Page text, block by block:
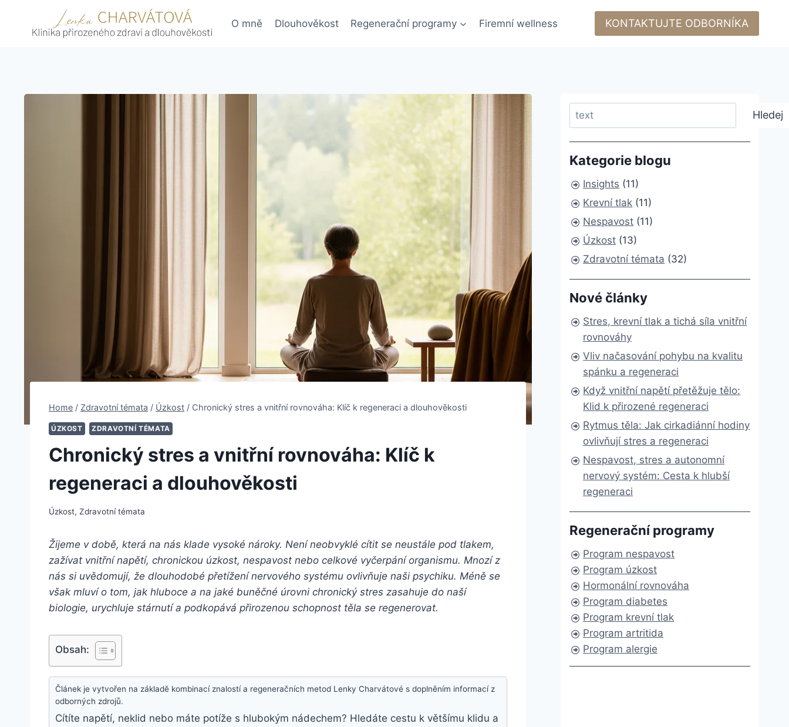
content
O mně Dlouhověkost Regenerační programy Firemní wellness KONTAKTUJTE ODBORNÍKA
Home / Zdravotní témata / Úzkost / Chronický stres a vnitřní rovnováha: Klíč k regeneraci a dlouhověkosti
ÚZKOST ZDRAVOTNÍ TÉMATA
Chronický stres a vnitřní rovnováha: Klíč k
regeneraci a dlouhověkosti
Úzkost, Zdravotní témata
Žijeme v době, která na nás klade vysoké nároky. Není neobvyklé cítit se neustále pod tlakem,
zažívat vnitřní napětí, chronickou úzkost, nespavost nebo celkové vyčerpání organismu. Mnozí z
nás si uvědomují, že dlouhodobé přetížení nervového systému ovlivňuje naši psychiku. Méně se
však mluví o tom, jak hluboce a na jaké buněčné úrovni chronický stres zasahuje do naší
biologie, urychluje stárnutí a podkopává přirozenou schopnost těla se regenerovat.
Obsah:
Článek je vytvořen na základě kombinací znalostí a regeneračních metod Lenky Charvátové s doplněním informací z
odborných zdrojů.
Cítíte napětí, neklid nebo máte potíže s hlubokým nádechem? Hledáte cestu k většímu klidu a
Search Hledej
Kategorie blogu
Insights (11)
Krevní tlak (11)
Nespavost (11)
Úzkost (13)
Zdravotní témata (32)
Nové články
Stres, krevní tlak a tichá síla vnitřní
rovnováhy
Vliv načasování pohybu na kvalitu
spánku a regeneraci
Když vnitřní napětí přetěžuje tělo:
Klid k přirozené regeneraci
Rytmus těla: Jak cirkadiánní hodiny
ovlivňují stres a regeneraci
Nespavost, stres a autonomní
nervový systém: Cesta k hlubší
regeneraci
Regenerační programy
Program nespavost
Program úzkost
Hormonální rovnováha
Program diabetes
Program krevní tlak
Program artritida
Program alergie